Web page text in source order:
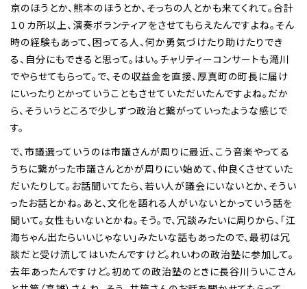
京のほうとか、熊本のほうとか、そっちの人とかも来てくれて。合計
１０カ所以上、演奏ボランティアをさせてもらえたんですよね。そん
時の経験もあって、困ってる人、何か勇気づけたり助けたりでき
る、自分にもできると思って。はい。チャリティーコンサートも滝川
でやらせてもらって。で、その収益金を直接、厚真町の町長に届け
にいったりとかっていうこともさせていただいたんですよね。だか
ら、そういうところで少しずつ政治と繋がっていったような感じで
す。
で、市議選っていうのは市議さんが周りに最近、こう音楽やってる
うちに繋がった市議さんとかが周りにい始めて、仲良くさせていた
だいたりして。お話聞いてたら、若い人が議会にいないとか、そうい
ったお話とかね。あと、文化を語れる人がいないとかっていう話を
聞いて。女性もいないとかね。そう。で、冗談みたいに周りから、「江
海ちゃん出たらいいじゃない」みたいな話もあったので、最初は冗
談だと受け流してはいたんですけど。れいわの政治塾に参加して。
去年あったんですけど。初めての政治塾のときに長谷川ういこさん